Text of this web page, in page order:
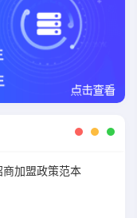
加盟政策范本